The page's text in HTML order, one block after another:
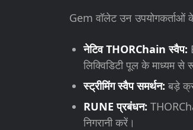
Gem वॉलेट उन उपयोगकर्ताओं
नेटिव THORChain स्वैप:
लिक्विडिटी पूल के माध्यम से
स्ट्रीमिंग स्वैप समर्थन: बड़े
RUNE प्रबंधन:
निगरानी करें।